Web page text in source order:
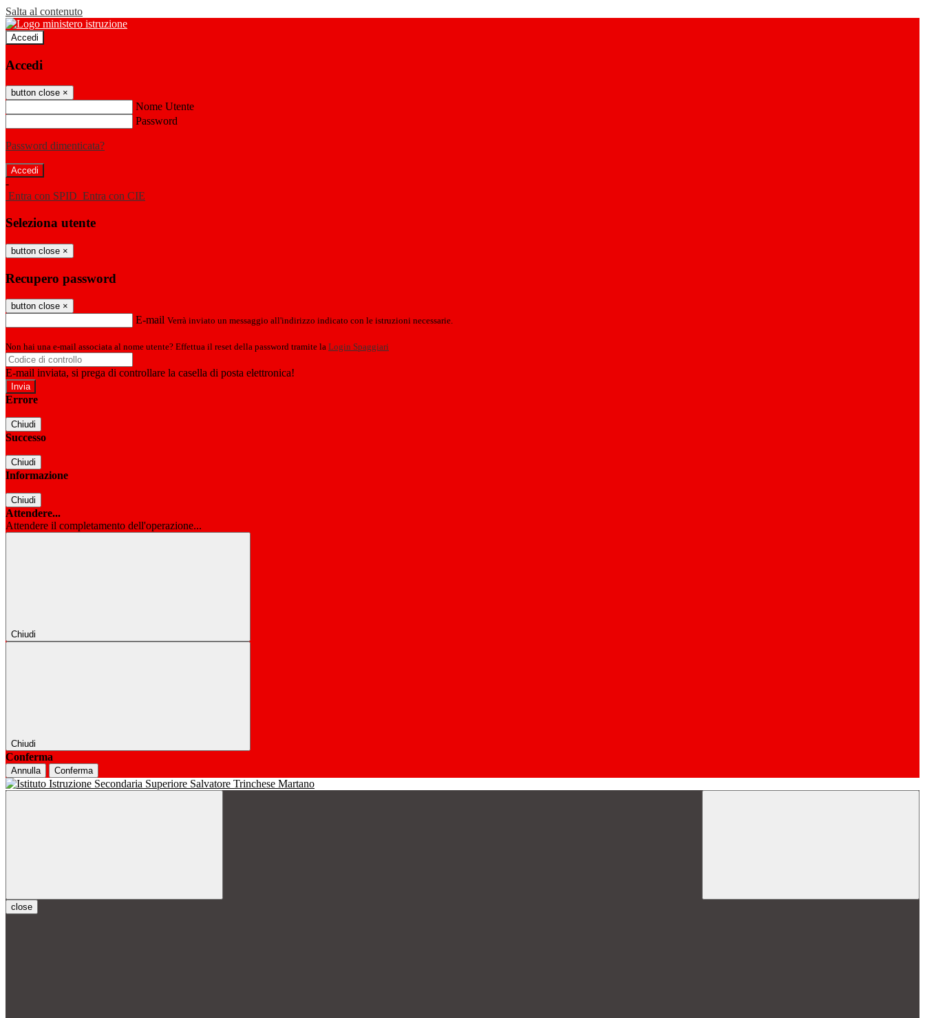
Salta al contenuto
Accedi
Accedi
button close ×
Nome Utente
Password
Password dimenticata?
-
Entra con SPID Entra con CIE
Seleziona utente
button close ×
Recupero password
button close ×
E-mail Verrà inviato un messaggio all'indirizzo indicato con le istruzioni necessarie.
Non hai una e-mail associata al nome utente? Effettua il reset della password tramite la Login Spaggiari
E-mail inviata, si prega di controllare la casella di posta elettronica!
Errore
Chiudi
Successo
Chiudi
Informazione
Chiudi
Attendere...
Attendere il completamento dell'operazione...
Chiudi
Chiudi
Conferma
Annulla Conferma
close